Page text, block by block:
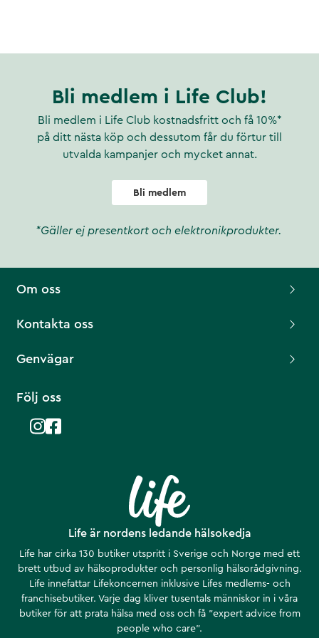
Bli medlem i Life Club!
Bli medlem i Life Club kostnadsfritt och få 10%*
på ditt nästa köp och dessutom får du förtur till
utvalda kampanjer och mycket annat.
Bli medlem
*Gäller ej presentkort och elektronikprodukter.
Life är nordens ledande hälsokedja
Life har cirka 130 butiker utspritt i Sverige och Norge med ett
brett utbud av hälsoprodukter och personlig hälsorådgivning.
Life innefattar Lifekoncernen inklusive Lifes medlems- och
franchisebutiker. Varje dag kliver tusentals människor in i våra
butiker för att prata hälsa med oss och få ”expert advice from
people who care”.
Om oss
Kontakta oss
Genvägar
Följ oss